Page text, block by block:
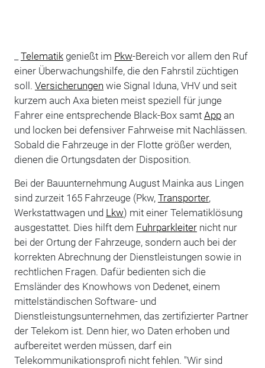
Telematikgenießt im Pkw-Bereich vor allem den Ruf
einer Überwachungshilfe, die den Fahrstil züchtigen
soll. Versicherungen wie Signal Iduna, VHV und seit
kurzem auch Axa bieten meist speziell für junge
Fahrer eine entsprechende Black-Box samt Appan
und locken bei defensiver Fahrweise mit Nachlässen.
Sobald die Fahrzeuge in der Flotte größer werden,
dienen die Ortungsdaten der Disposition.
Bei der Bauunternehmung August Mainka aus Lingen
sind zurzeit 165 Fahrzeuge (Pkw, Transporter,
Werkstattwagen und Lkw) mit einer Telematiklösung
ausgestattet. Dies hilft dem Fuhrparkleiternicht nur
bei der Ortung der Fahrzeuge, sondern auch bei der
korrekten Abrechnung der Dienstleistungen sowie in
rechtlichen Fragen. Dafür bedienten sich die
Emsländer des Knowhows von Dedenet, einem
mittelständischen Software- und
Dienstleistungsunternehmen, das zertifizierter Partner
der Telekom ist. Denn hier, wo Daten erhoben und
aufbereitet werden müssen, darf ein
Telekommunikationsprofi nicht fehlen. "Wir sind